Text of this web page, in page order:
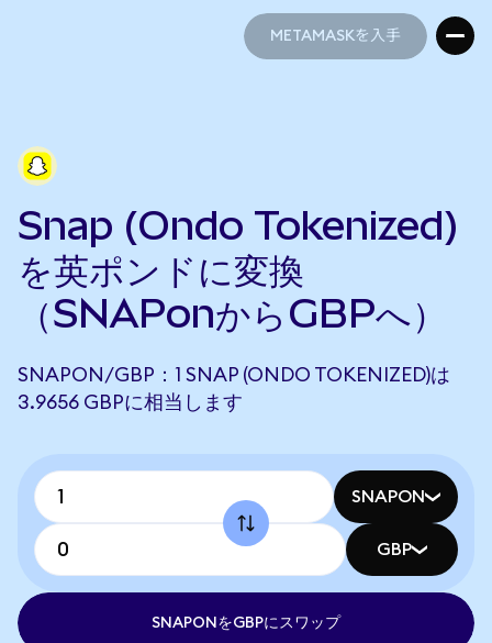
METAMASKを入手
Snap (Ondo Tokenized)
を英ポンドに変換
（SNAPonからGBPへ）
SNAPON/GBP：1 SNAP (ONDO TOKENIZED)は
3.9656 GBPに相当します
SNAPON
GBP
SNAPONをGBPにスワップ